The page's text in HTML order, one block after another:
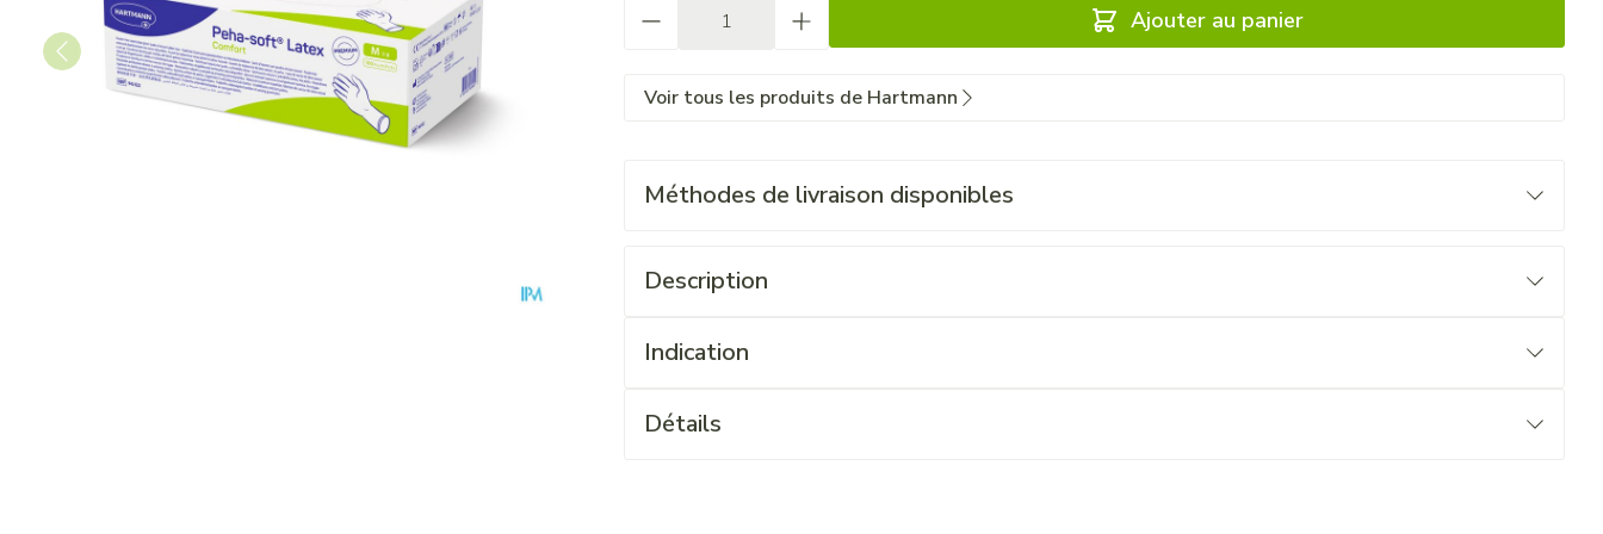
Ajouter au panier
Voir tous les produits de Hartmann
Méthodes de livraison disponibles
Description
Indication
Détails